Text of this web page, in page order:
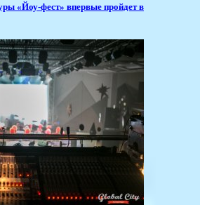
«Йоу-фест» впервые пройдет в